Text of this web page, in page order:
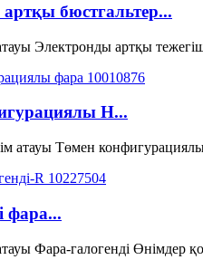
бюстгальтер...
Электронды артқы тежегіш
H...
атауы Төмен конфигурациялы
фара...
Фара-галогенді Өнімдер